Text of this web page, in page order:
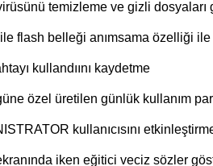
temizleme ve gizli dosyaları
flash belleği anımsama özelliği ile
kullandıını kaydetme
özel üretilen günlük kullanım
kullanıcısını
iken eğitici veciz sözler